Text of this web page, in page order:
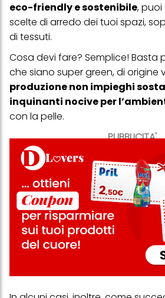
PUBBLICITA'
eco-friendly e sostenibile,
scelte di arredo dei tuoi spazi,
di tessuti.
Cosa devi fare? Semplice! Basta
che siano super green, di origine
produzione non impieghi
inquinanti nocive per
con la pelle.